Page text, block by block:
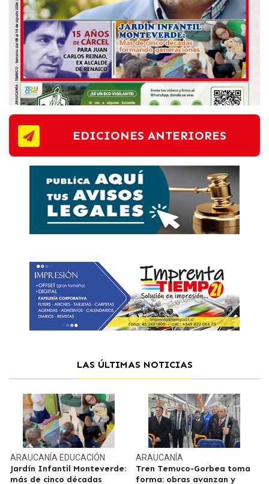
EDICIONES ANTERIORES
LAS ÚLTIMAS NOTICIAS
ARAUCANÍAEDUCACIÓN
Jardín Infantil Monteverde:
más de cinco décadas
ARAUCANÍA
Tren Temuco-Gorbea toma
forma: obras avanzan y